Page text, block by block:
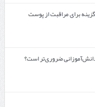
برای مراقبت از پوست
ضروری‌تر است؟